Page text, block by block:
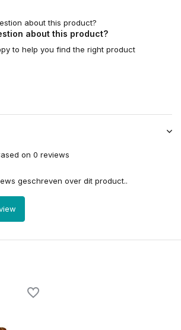
about this product?
to help you find the right product
on 0 reviews
geschreven over dit product..